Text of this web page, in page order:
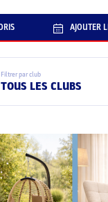
AJOUTER
Filtrer par club
TOUS LES CLUBS